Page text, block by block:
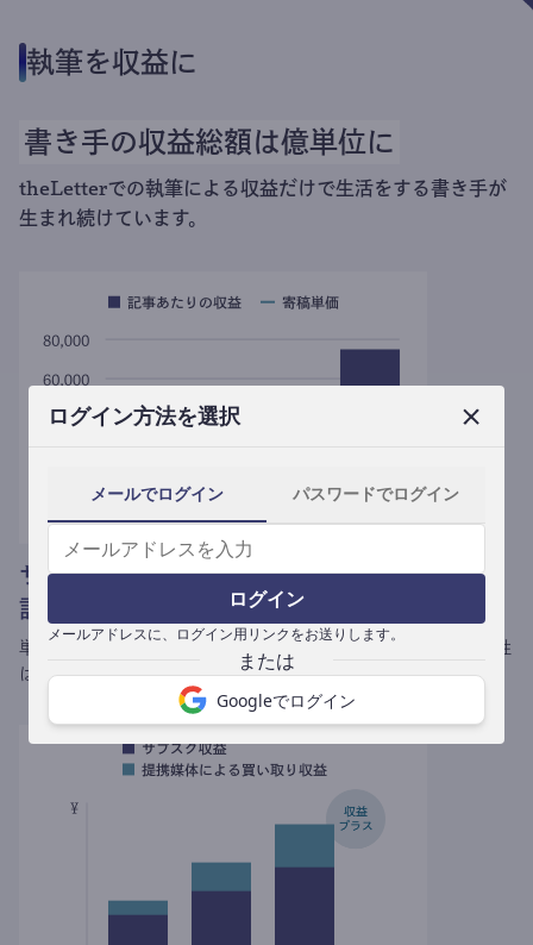
ログイン方法を選択
メールでログイン パスワードでログイン
ログイン
メールアドレスに、ログイン用リンクをお送りします。
Googleでログイン
執筆を収益に
書き手の収益総額は億単位に
theLetterでの執筆による収益だけで生活をする書き手が
生まれ続けています。
サブスクだから
記事あたりの単価が伸び続ける
単発の執筆仕事とは異なり、
書けば書くほど1記事あたりの収益性
は伸び続けます。